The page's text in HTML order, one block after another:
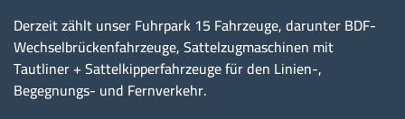
Derzeit zählt unser Fuhrpark 15 Fahrzeuge, darunter BDF-
Wechselbrückenfahrzeuge, Sattelzugmaschinen mit
Tautliner + Sattelkipperfahrzeuge für den Linien-,
Begegnungs- und Fernverkehr.